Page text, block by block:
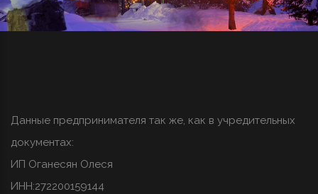
Данные предпринимателя так же, как в учредительных
документах:
ИП Оганесян Олеся
ИНН:272200159144